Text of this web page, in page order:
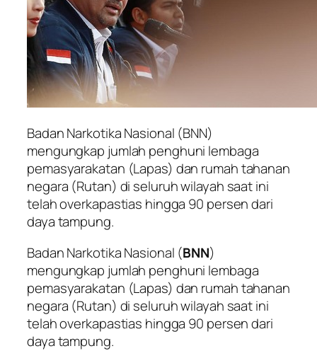
Badan Narkotika Nasional (BNN)
mengungkap jumlah penghuni lembaga
pemasyarakatan (Lapas) dan rumah tahanan
negara (Rutan) di seluruh wilayah saat ini
telah overkapastias hingga 90 persen dari
daya tampung.
Badan Narkotika Nasional (BNN)
mengungkap jumlah penghuni lembaga
pemasyarakatan (Lapas) dan rumah tahanan
negara (Rutan) di seluruh wilayah saat ini
telah overkapastias hingga 90 persen dari
daya tampung.